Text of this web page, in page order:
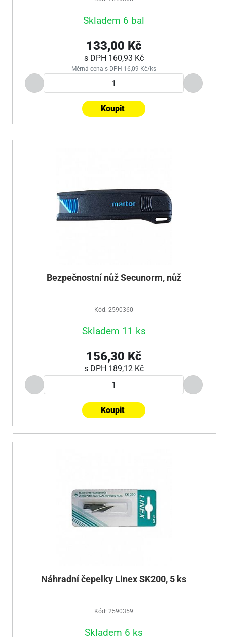
Skladem 6 bal
133,00 Kč
s DPH 160,93 Kč
Měrná cena s DPH 16,09 Kč/ks
Koupit
Bezpečnostní nůž Secunorm, nůž
Kód: 2590360
Skladem 11 ks
156,30 Kč
s DPH 189,12 Kč
Koupit
Náhradní čepelky Linex SK200, 5 ks
Kód: 2590359
Skladem 6 ks